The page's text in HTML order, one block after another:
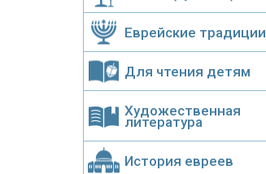
Еврейские традиции
Для чтения детям
Художественная
литература
История евреев